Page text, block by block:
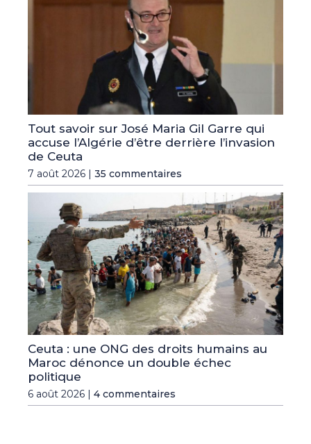
Tout savoir sur José Maria Gil Garre qui
accuse l’Algérie d’être derrière l’invasion
de Ceuta
7 août 2026 | 35 commentaires
Ceuta : une ONG des droits humains au
Maroc dénonce un double échec
politique
6 août 2026 | 4 commentaires